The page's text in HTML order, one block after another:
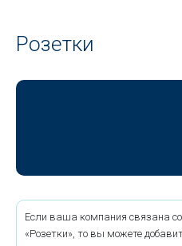
Розетки
Если ваша компания связана со
«Розетки», то вы можете